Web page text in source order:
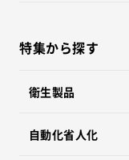
特集から探す
衛生製品
自動化省人化